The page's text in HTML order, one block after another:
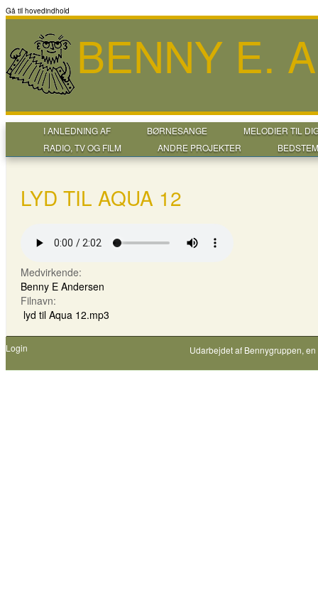
Gå til hovedindhold
BENNY E.
I ANLEDNING AF BØRNESANGE
MELODIER TIL
RADIO, TV OG FILM
ANDRE PROJEKTER
LYD TIL AQUA 12
Medvirkende:
Benny E Andersen
Filnavn:
lyd til Aqua 12.mp3
Login Udarbejdet af Bennygruppen,